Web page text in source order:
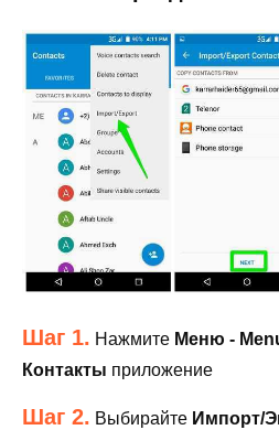
Шаг 1. Нажмите Меню -
Контакты приложение
Шаг 2. Выбирайте Импорт/